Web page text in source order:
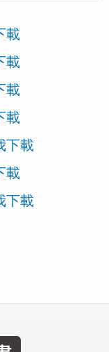
載
載
載
載
下載
載
下載